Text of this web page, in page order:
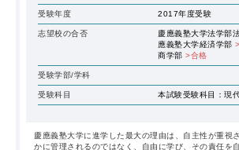
通っていた学習塾・家庭教師 駿台予備学校 お茶の
2017年度受験
志望校の合否
應義塾大学経済学部
商学部>合格
受験科目 本試験受験科目：現